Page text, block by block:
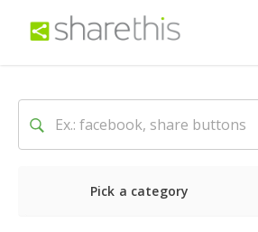
Pick a category